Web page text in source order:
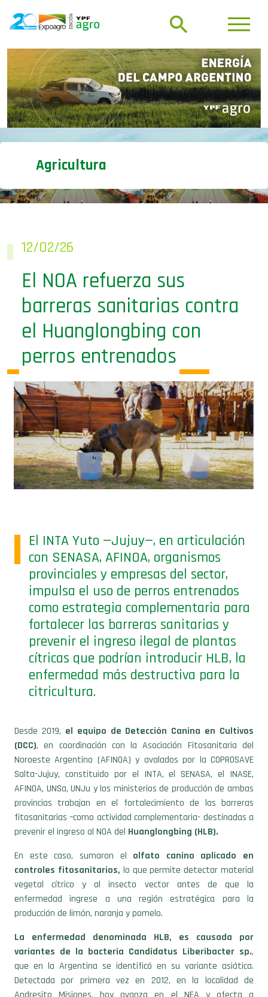
Agricultura
barreras sanitarias contra
el Huanglongbing con
perros entrenados
con SENASA, AFINOA, organismos
provinciales y empresas del sector,
impulsa el uso de perros entrenados
como estrategia complementaria para
fortalecer las barreras sanitarias y
prevenir el ingreso ilegal de plantas
cítricas que podrían introducir HLB, la
enfermedad más destructiva para la
citricultura.
(DCC), en coordinación con la Asociación Fitosanitaria del
Noroeste Argentino (AFINOA) y avalados por la COPROSAVE
Salta-Jujuy, constituido por el INTA, el SENASA, el INASE,
AFINOA, UNSa, UNJu y los ministerios de producción de ambas
provincias trabajan en el fortalecimiento de las barreras
fitosanitarias –como actividad complementaria- destinadas a
prevenir el ingreso al NOA delHuanglongbing(HLB).
En este caso, sumaron elolfato canino aplicado en
controles fitosanitarios, lo que permite detectar material
vegetal cítrico y al insecto vector antes de que la
enfermedad ingrese a una región estratégica para la
producción de limón, naranja y pomelo.
La enfermedad denominada HLB, es causada por
variantes de la bacteria Candidatus Liberibacter sp.,
que en la Argentina se identificó en su variante asiática.
Detectada por primera vez en 2012, en la localidad de
Andresito Misiones, hoy avanza en el NEA y afecta a
plantaciones comerciales, arbolado urbano y plantas de